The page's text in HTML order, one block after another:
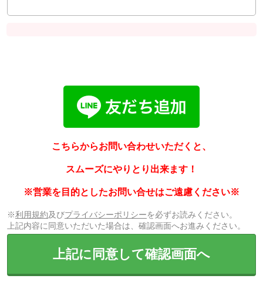
こちらからお問い合わせいただくと、
スムーズにやりとり出来ます！
※営業を目的としたお問い合せはご遠慮ください※
※利用規約及びプライバシーポリシーを必ずお読みください。
上記内容に同意いただいた場合は、確認画面へお進みください。
上記に同意して確認画面へ